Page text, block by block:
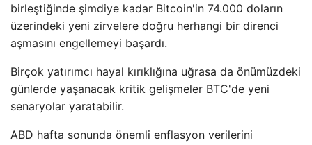
birleştiğinde şimdiye kadar Bitcoin'in 74.000 doların
üzerindeki yeni zirvelere doğru herhangi bir direnci
aşmasını engellemeyi başardı.
Birçok yatırımcı hayal kırıklığına uğrasa da önümüzdeki
günlerde yaşanacak kritik gelişmeler BTC'de yeni
senaryolar yaratabilir.
ABD hafta sonunda önemli enflasyon verilerini